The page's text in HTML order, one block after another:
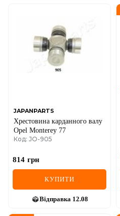
JAPANPARTS
Хрестовина карданного валу
Opel Monterey 77
Код: JO-905
814 грн
КУПИТИ
Відправка 12.08